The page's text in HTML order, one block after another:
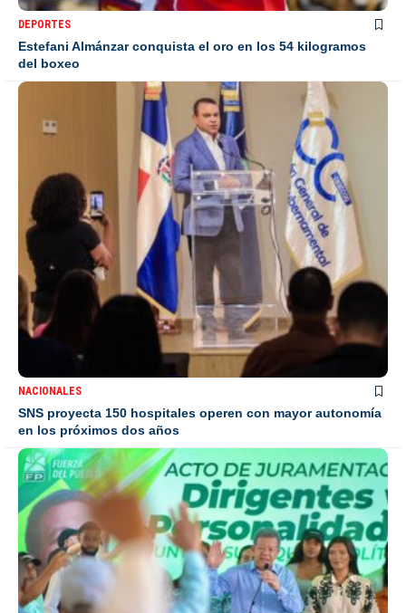
DEPORTES
Estefani Almánzar conquista el oro en los 54 kilogramos
del boxeo
NACIONALES
SNS proyecta 150 hospitales operen con mayor autonomía
en los próximos dos años